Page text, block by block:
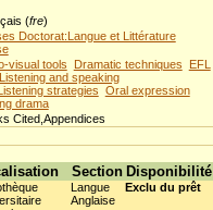
(fre)
Doctorat:Langue et Littérature
visual tools Dramatic techniques
EFL
Listening and speaking
strategies Oral expression
drama
Cited,Appendices
Section Disponibilité
Langue
Anglaise
Exclu du prêt